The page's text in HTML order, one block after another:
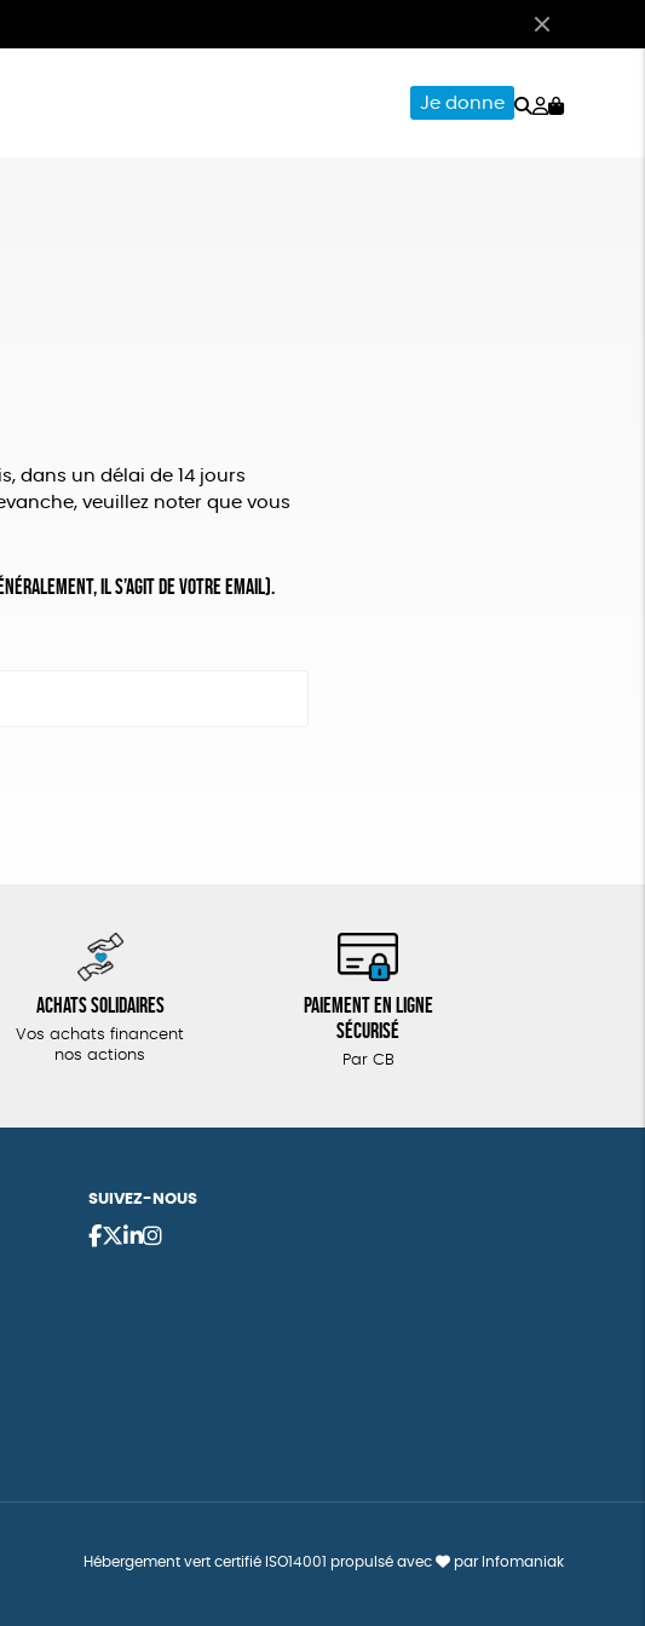
Je donne Rechercher
Mon
dans un délai de 14 jours
veuillez noter que vous
il s’agit de votre email).
Achats solidaires
Vos achats financent
nos actions
Paiement en ligne
sécurisé
Par CB
SUIVEZ-NOUS
Hébergement vert certifié ISO14001 propulsé avec par Infomaniak